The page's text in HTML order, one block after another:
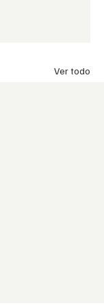
Ver todo